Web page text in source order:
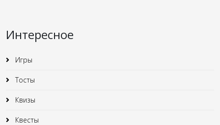
Интересное
Игры
Тосты
Квизы
Квесты